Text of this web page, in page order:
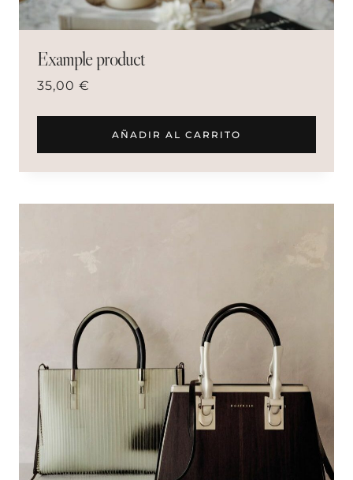
Example product
35,00 €
AÑADIR AL CARRITO